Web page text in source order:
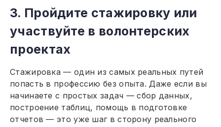
3. Пройдите стажировку или
участвуйте в волонтерских
проектах
Стажировка — один из самых реальных путей
попасть в профессию без опыта. Даже если вы
начинаете с простых задач — сбор данных,
построение таблиц, помощь в подготовке
отчетов — это уже шаг в сторону реального